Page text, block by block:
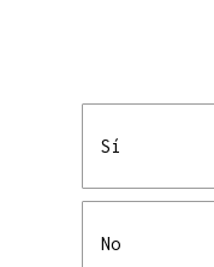
Sí
No